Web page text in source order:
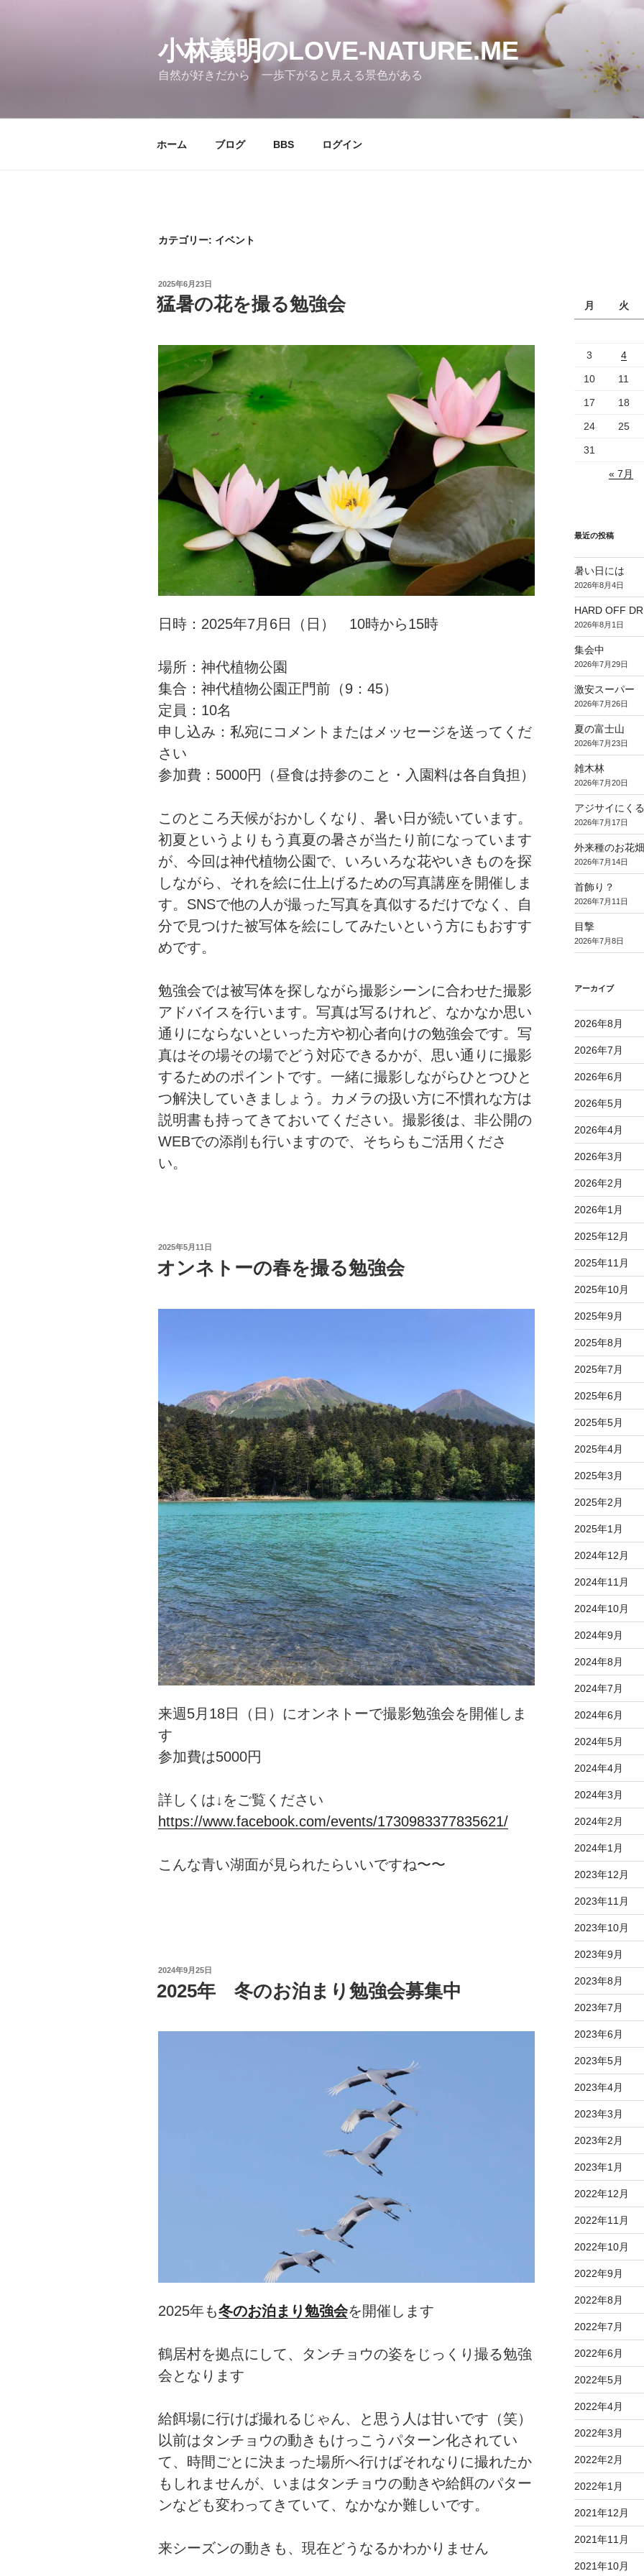
小林義明のLOVE-NATURE.ME
自然が好きだから 一歩下がると見える景色がある
ホーム ブログ BBS ログイン
カテゴリー: イベント
投
稿
日:
2025年6月23日
猛暑の花を撮る勉強会
日時：2025年7月6日（日） 10時から15時
場所：神代植物公園
集合：神代植物公園正門前（9：45）
定員：10名
申し込み：私宛にコメントまたはメッセージを送ってくだ
さい
参加費：5000円（昼食は持参のこと・入園料は各自負担）
このところ天候がおかしくなり、暑い日が続いています。
初夏というよりもう真夏の暑さが当たり前になっています
が、今回は神代植物公園で、いろいろな花やいきものを探
しながら、それを絵に仕上げるための写真講座を開催しま
す。SNSで他の人が撮った写真を真似するだけでなく、自
分で見つけた被写体を絵にしてみたいという方にもおすす
めです。
勉強会では被写体を探しながら撮影シーンに合わせた撮影
アドバイスを行います。写真は写るけれど、なかなか思い
通りにならないといった方や初心者向けの勉強会です。写
真はその場その場でどう対応できるかが、思い通りに撮影
するためのポイントです。一緒に撮影しながらひとつひと
つ解決していきましょう。カメラの扱い方に不慣れな方は
説明書も持ってきておいてください。撮影後は、非公開の
WEBでの添削も行いますので、そちらもご活用くださ
い。
投
日:
2025年5月11日
オンネトーの春を撮る勉強会
来週5月18日（日）にオンネトーで撮影勉強会を開催しま
す
参加費は5000円
詳しくは↓をご覧ください
https://www.facebook.com/events/1730983377835621/
こんな青い湖面が見られたらいいですね〜〜
投
日:
2024年9月25日
2025年 冬のお泊まり勉強会募集中
2025年も冬のお泊まり勉強会を開催します
鶴居村を拠点にして、タンチョウの姿をじっくり撮る勉強
会となります
給餌場に行けば撮れるじゃん、と思う人は甘いです（笑）
以前はタンチョウの動きもけっこうパターン化されてい
て、時間ごとに決まった場所へ行けばそれなりに撮れたか
もしれませんが、いまはタンチョウの動きや給餌のパター
ンなども変わってきていて、なかなか難しいです。
来シーズンの動きも、現在どうなるかわかりません
月 火
3 4
10 11
17 18
24 25
31
« 7月
最近の投稿
暑い日には
2026年8月4日
HARD OFF
2026年8月1日
集会中
2026年7月29日
激安スーパー
2026年7月26日
夏の富士山
2026年7月23日
雑木林
2026年7月20日
アジサイにく
2026年7月17日
外来種のお花畑
2026年7月14日
首飾り？
2026年7月11日
目撃
2026年7月8日
アーカイブ
2026年8月
2026年7月
2026年6月
2026年5月
2026年4月
2026年3月
2026年2月
2026年1月
2025年12月
2025年11月
2025年10月
2025年9月
2025年8月
2025年7月
2025年6月
2025年5月
2025年4月
2025年3月
2025年2月
2025年1月
2024年12月
2024年11月
2024年10月
2024年9月
2024年8月
2024年7月
2024年6月
2024年5月
2024年4月
2024年3月
2024年2月
2024年1月
2023年12月
2023年11月
2023年10月
2023年9月
2023年8月
2023年7月
2023年6月
2023年5月
2023年4月
2023年3月
2023年2月
2023年1月
2022年12月
2022年11月
2022年10月
2022年9月
2022年8月
2022年7月
2022年6月
2022年5月
2022年4月
2022年3月
2022年2月
2022年1月
2021年12月
2021年11月
2021年10月